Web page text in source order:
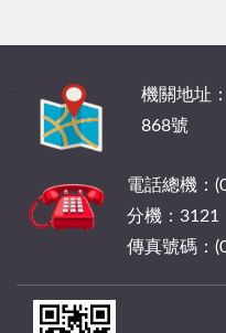
機關地址
868號
電話總機：
分機：3121
傳真號碼：